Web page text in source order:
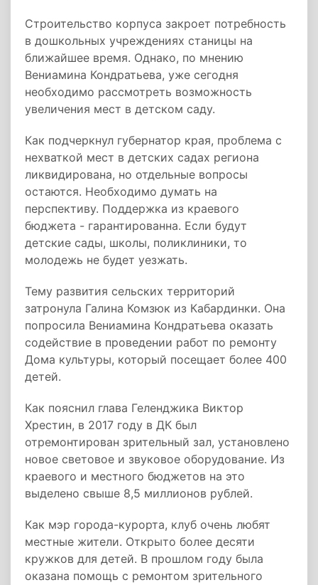
Строительство корпуса закроет потребность
в дошкольных учреждениях станицы на
ближайшее время. Однако, по мнению
Вениамина Кондратьева, уже сегодня
необходимо рассмотреть возможность
увеличения мест в детском саду.
Как подчеркнул губернатор края, проблема с
нехваткой мест в детских садах региона
ликвидирована, но отдельные вопросы
остаются. Необходимо думать на
перспективу. Поддержка из краевого
бюджета - гарантированна. Если будут
детские сады, школы, поликлиники, то
молодежь не будет уезжать.
Тему развития сельских территорий
затронула Галина Комзюк из Кабардинки. Она
попросила Вениамина Кондратьева оказать
содействие в проведении работ по ремонту
Дома культуры, который посещает более 400
детей.
Как пояснил глава Геленджика Виктор
Хрестин, в 2017 году в ДК был
отремонтирован зрительный зал, установлено
новое световое и звуковое оборудование. Из
краевого и местного бюджетов на это
выделено свыше 8,5 миллионов рублей.
Как мэр города-курорта, клуб очень любят
местные жители. Открыто более десяти
кружков для детей. В прошлом году была
оказана помощь с ремонтом зрительного